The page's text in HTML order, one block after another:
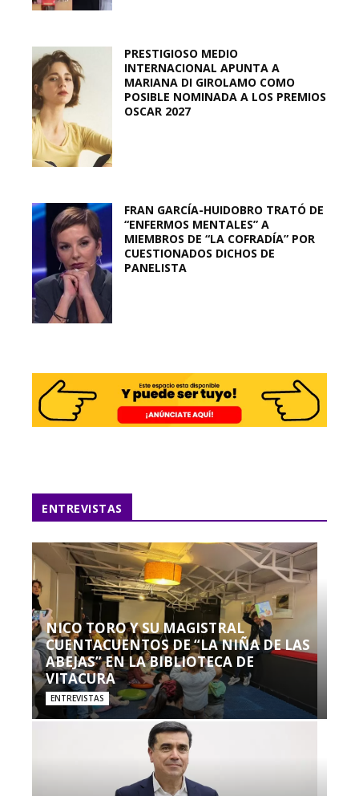
PRESTIGIOSO MEDIO
INTERNACIONAL APUNTA A
MARIANA DI GIROLAMO COMO
POSIBLE NOMINADA A LOS PREMIOS
OSCAR 2027
FRAN GARCÍA-HUIDOBRO TRATÓ DE
“ENFERMOS MENTALES” A
MIEMBROS DE “LA COFRADÍA” POR
CUESTIONADOS DICHOS DE
PANELISTA
ENTREVISTAS
NICO TORO Y SU MAGISTRAL
CUENTACUENTOS DE “LA NIÑA DE LAS
ABEJAS” EN LA BIBLIOTECA DE
VITACURA
ENTREVISTAS